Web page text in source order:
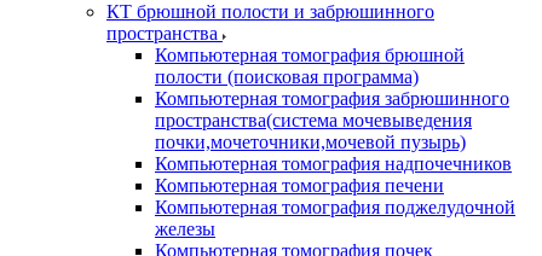
КТ брюшной полости и забрюшинного
пространства
Компьютерная томография брюшной
полости (поисковая программа)
Компьютерная томография забрюшинного
пространства(система мочевыведения
почки,мочеточники,мочевой пузырь)
Компьютерная томография надпочечников
Компьютерная томография печени
Компьютерная томография поджелудочной
железы
Компьютерная томография почек